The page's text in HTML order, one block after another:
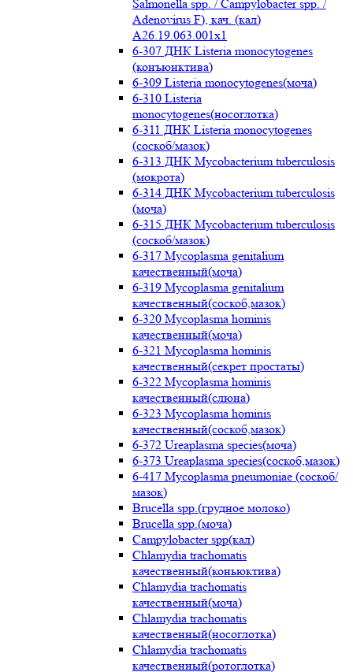
Salmonella spp. / Campylobacter spp. /
Adenovirus F), кач. (кал)
A26.19.063.001x1
6-307 ДНК Listeria monocytogenes
(конъюнктива)
6-309 Listeria monocytogenes(моча)
6-310 Listeria
monocytogenes(носоглотка)
6-311 ДНК Listeria monocytogenes
(соскоб/мазок)
6-313 ДНК Mycobacterium tuberculosis
(мокрота)
6-314 ДНК Mycobacterium tuberculosis
(моча)
6-315 ДНК Mycobacterium tuberculosis
(соскоб/мазок)
6-317 Mycoplasma genitalium
качественный(моча)
6-319 Mycoplasma genitalium
качественный(соскоб,мазок)
6-320 Mycoplasma hominis
качественный(моча)
6-321 Mycoplasma hominis
качественный(секрет простаты)
6-322 Mycoplasma hominis
качественный(слюна)
6-323 Mycoplasma hominis
качественный(соскоб,мазок)
6-372 Ureaplasma species(моча)
6-373 Ureaplasma species(соскоб,мазок)
6-417 Mycoplasma pneumoniae (соскоб/
мазок)
Brucella spp.(грудное молоко)
Brucella spp.(моча)
Campylobacter spp(кал)
Chlamydia trachomatis
качественный(коньюктива)
Chlamydia trachomatis
качественный(моча)
Chlamydia trachomatis
качественный(носоглотка)
Chlamydia trachomatis
качественный(ротоглотка)